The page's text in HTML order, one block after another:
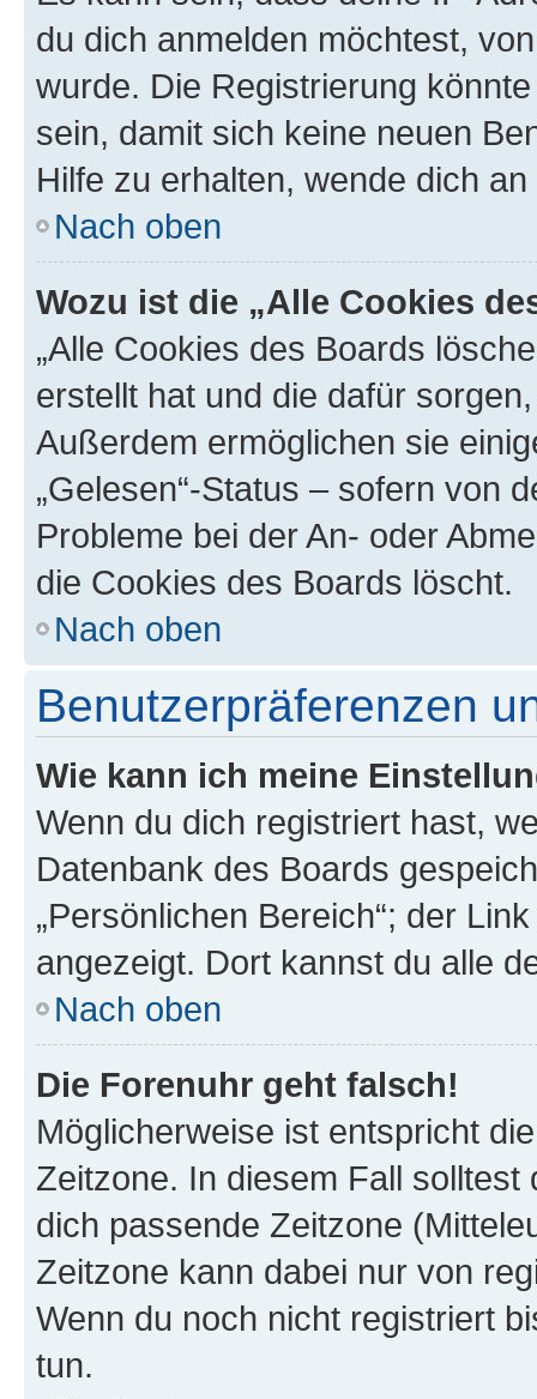
du dich anmelden möchtest,
wurde. Die Registrierung
sein, damit sich keine neuen
Hilfe zu erhalten, wende dich
Nach oben
Wozu ist die „Alle Cookies
„Alle Cookies des Boards
erstellt hat und die dafür
Außerdem ermöglichen sie
„Gelesen“-Status – sofern von
Probleme bei der An- oder
die Cookies des Boards löscht.
Nach oben
Benutzerpräferenzen
Wie kann ich meine
Wenn du dich registriert hast,
Datenbank des Boards
„Persönlichen Bereich“; der
angezeigt. Dort kannst du alle
Nach oben
Die Forenuhr geht falsch!
Möglicherweise ist entspricht
Zeitzone. In diesem Fall solltest
dich passende Zeitzone
Zeitzone kann dabei nur von
Wenn du noch nicht registriert
tun.